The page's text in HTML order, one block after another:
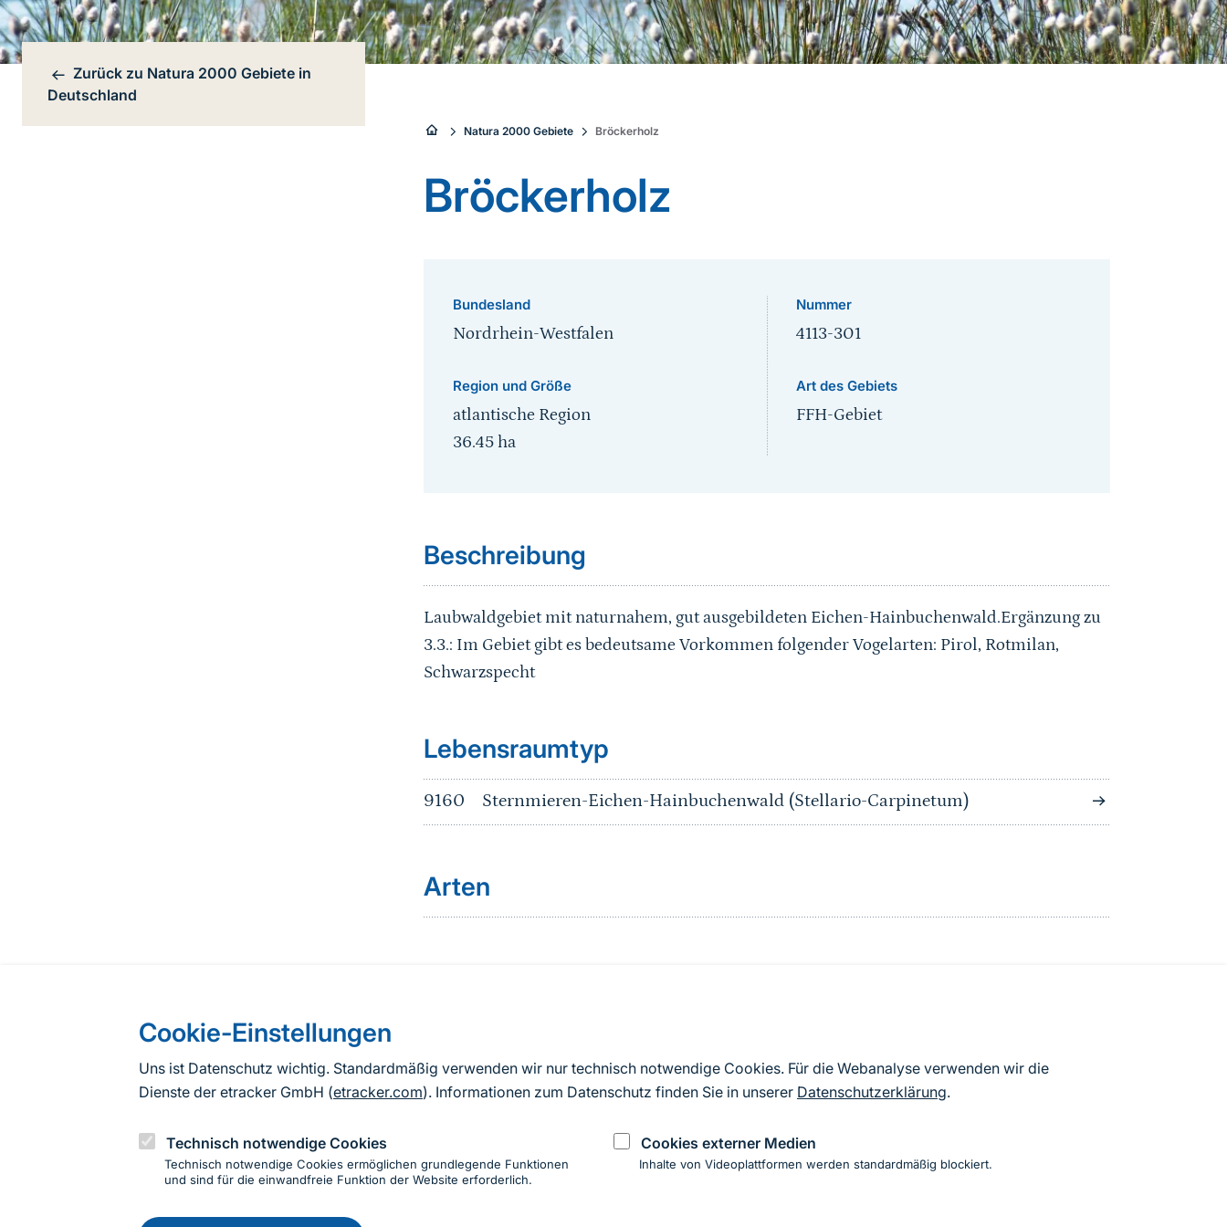
Cookie-Einstellungen
Uns ist Datenschutz wichtig. Standardmäßig verwenden wir nur technisch notwendige Cookies. Für die Webanalyse verwenden wir die
Dienste der etracker GmbH (etracker.com). Informationen zum Datenschutz finden Sie in unserer Datenschutzerklärung.
Technisch notwendige Cookies
Technisch notwendige Cookies ermöglichen grundlegende Funktionen
und sind für die einwandfreie Funktion der Website erforderlich.
Cookies externer Medien
Inhalte von Videoplattformen werden standardmäßig blockiert.
Einwilligung
Bereichsnavigation
Zurück zu Natura 2000 Gebiete in
Deutschland
Sie
sind
hier:
Natura 2000 Gebiete Bröckerholz
Bröckerholz
Bundesland
Nordrhein-Westfalen
Region und Größe
atlantische Region
36.45ha
Nummer
4113-301
Art des Gebiets
FFH-Gebiet
Beschreibung
Laubwaldgebiet mit naturnahem, gut ausgebildeten Eichen-Hainbuchenwald.Ergänzung zu
3.3.: Im Gebiet gibt es bedeutsame Vorkommen folgender Vogelarten: Pirol, Rotmilan,
Schwarzspecht
Sprungmarke
Lebensraumtyp
9160 Sternmieren-Eichen-Hainbuchenwald (Stellario-Carpinetum)
Arten
Nach Angaben der an die EU übermittelten Standarddatenbögen Deutschlands (Stand:
2019). Aus besonderen Schutzgründen enthalten die zur Veröffentlichung freigegebenen